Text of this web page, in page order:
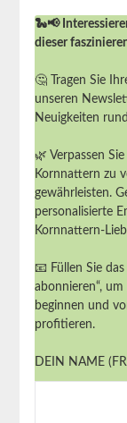
🐍📢
dieser
🤔 Tragen Sie
unseren
Neuigkeiten
🌿 Verpassen
Kornnattern zu
gewährleisten.
personalisierte
Kornnattern-
📧 Füllen Sie
abonnieren“,
beginnen und
profitieren.
DEIN NAME